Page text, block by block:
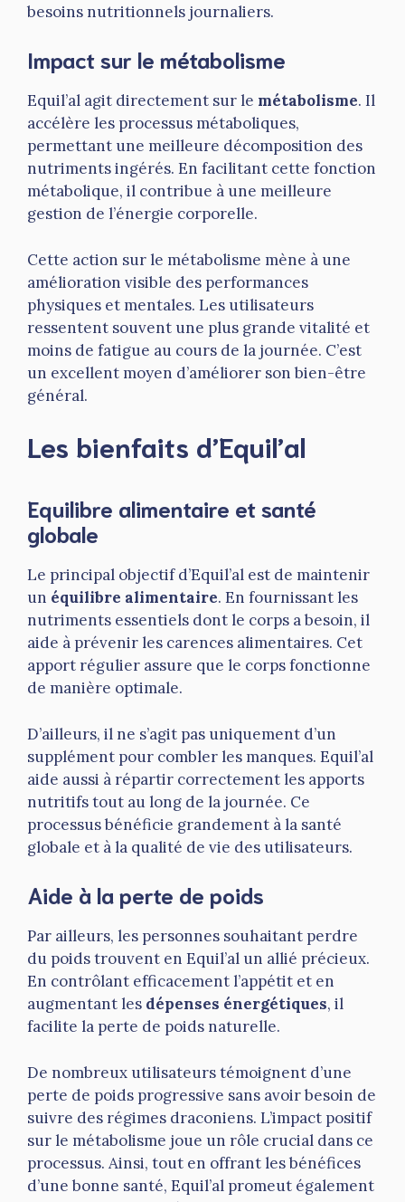
besoins nutritionnels journaliers.
Impact sur le métabolisme
Equil’al agit directement sur le métabolisme. Il
accélère les processus métaboliques,
permettant une meilleure décomposition des
nutriments ingérés. En facilitant cette fonction
métabolique, il contribue à une meilleure
gestion de l’énergie corporelle.
Cette action sur le métabolisme mène à une
amélioration visible des performances
physiques et mentales. Les utilisateurs
ressentent souvent une plus grande vitalité et
moins de fatigue au cours de la journée. C’est
un excellent moyen d’améliorer son bien-être
général.
Les bienfaits d’Equil’al
Equilibre alimentaire et santé
globale
Le principal objectif d’Equil’al est de maintenir
un équilibre alimentaire. En fournissant les
nutriments essentiels dont le corps a besoin, il
aide à prévenir les carences alimentaires. Cet
apport régulier assure que le corps fonctionne
de manière optimale.
D’ailleurs, il ne s’agit pas uniquement d’un
supplément pour combler les manques. Equil’al
aide aussi à répartir correctement les apports
nutritifs tout au long de la journée. Ce
processus bénéficie grandement à la santé
globale et à la qualité de vie des utilisateurs.
Aide à la perte de poids
Par ailleurs, les personnes souhaitant perdre
du poids trouvent en Equil’al un allié précieux.
En contrôlant efficacement l’appétit et en
augmentant les dépenses énergétiques, il
facilite la perte de poids naturelle.
De nombreux utilisateurs témoignent d’une
perte de poids progressive sans avoir besoin de
suivre des régimes draconiens. L’impact positif
sur le métabolisme joue un rôle crucial dans ce
processus. Ainsi, tout en offrant les bénéfices
d’une bonne santé, Equil’al promeut également